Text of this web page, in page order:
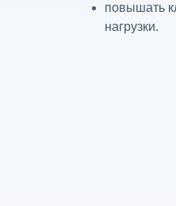
повышать
нагрузки.